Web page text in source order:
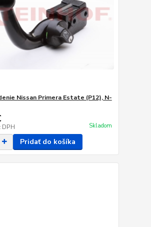
Nissan Primera Estate (P12), N-
DPH Skladom
Pridať do košíka